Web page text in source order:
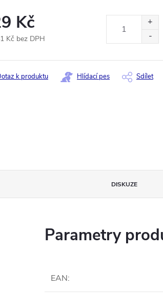
Kč
Kč bez DPH
k produktu Hlídací pes Sdílet
DISKUZE
Parametry
EAN: